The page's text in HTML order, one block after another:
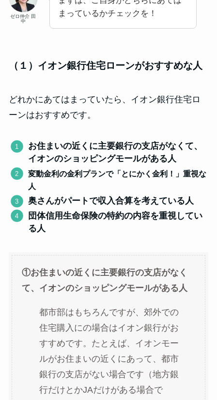
ゼロ仲介 田
中
まっているかチェックを！
（１）イオン銀行住宅ローンがおすすめな人
どれかにあてはまっていたら、イオン銀行住宅ロ
ーンはおすすめです。
お住まいの近くに主要銀行の支店がなくて、
イオンのショッピングモールがある人
変動金利の金利プランで「とにかく金利！」重視な
人
奥さんがパートで収入合算を考えている人
団体信用生命保険の特約の内容を重視してい
る人
①お住まいの近くに主要銀行の支店がなく
て、イオンのショッピングモールがある人
都市部はもちろんですが、郊外での
住宅購入にの場合はイオン銀行がお
すすめです。たとえば、イオンモー
ルがお住まいの近くにあって、都市
銀行の支店がない場合です（地方銀
行だけとかJAだけがある場合で